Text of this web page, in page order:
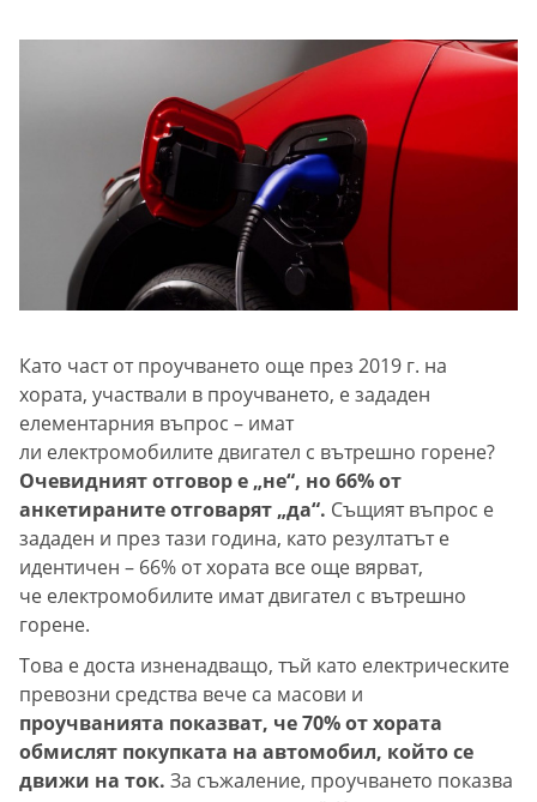
Като част от проучването още през 2019 г. на
хората, участвали в проучването, е зададен
елементарния въпрос – имат
ли електромобилите двигател с вътрешно горене?
Очевидният отговор е „не“, но 66% от
анкетираните отговарят „да“. Същият въпрос е
зададен и през тази година, като резултатът е
идентичен – 66% от хората все още вярват,
че електромобилите имат двигател с вътрешно
горене.
Това е доста изненадващо, тъй като електрическите
превозни средства вече са масови и
проучванията показват, че 70% от хората
обмислят покупката на автомобил, който се
движи на ток. За съжаление, проучването показва